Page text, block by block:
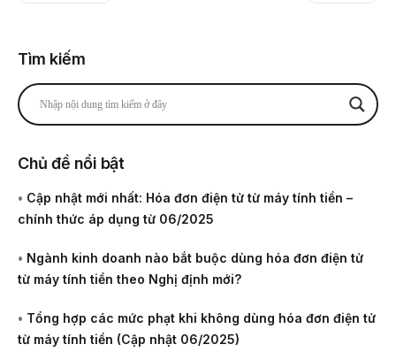
Tìm kiếm
Chủ đề nổi bật
• Cập nhật mới nhất: Hóa đơn điện tử từ máy tính tiền –
chính thức áp dụng từ 06/2025
• Ngành kinh doanh nào bắt buộc dùng hóa đơn điện tử
từ máy tính tiền theo Nghị định mới?
• Tổng hợp các mức phạt khi không dùng hóa đơn điện tử
từ máy tính tiền (Cập nhật 06/2025)